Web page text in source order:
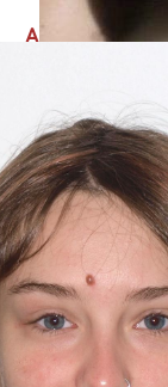
Alicia Sánchez
Atrecista